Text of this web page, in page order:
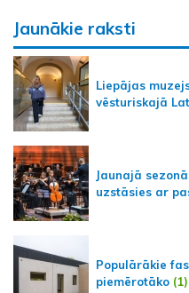
Jaunākie raksti
Liepājas
vēsturiskajā
Jaunajā
uzstāsies ar
Populārākie
piemērotāko (1)